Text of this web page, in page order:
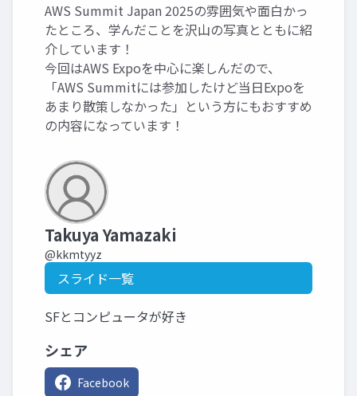
AWS Summit Japan 2025の雰囲気や面白かっ
たところ、学んだことを沢山の写真とともに紹
介しています！
今回はAWS Expoを中心に楽しんだので、
「AWS Summitには参加したけど当日Expoを
あまり散策しなかった」という方にもおすすめ
の内容になっています！
Takuya Yamazaki
@kkmtyyz
スライド一覧
SFとコンピュータが好き
シェア
Facebook